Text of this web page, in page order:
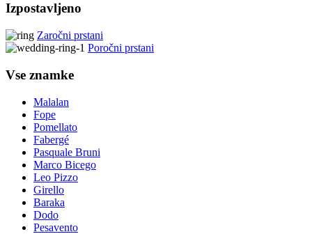
Izpostavljeno
Zaročni prstani
Poročni prstani
Vse znamke
Malalan
Fope
Pomellato
Fabergé
Pasquale Bruni
Marco Bicego
Leo Pizzo
Girello
Baraka
Dodo
Pesavento